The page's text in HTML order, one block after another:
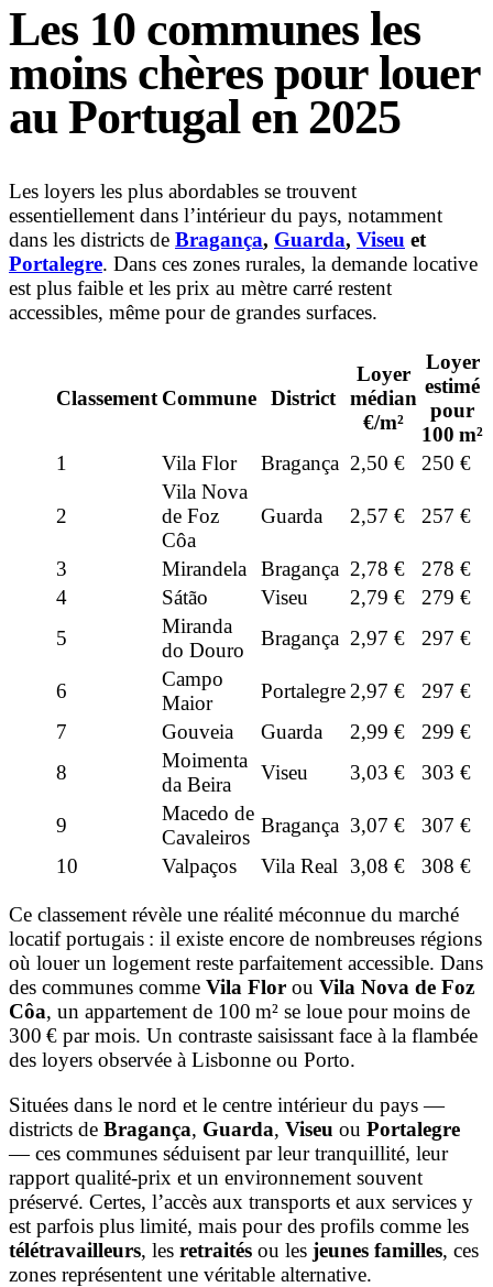
Les 10 communes les
moins chères pour louer
au Portugal en 2025
Les loyers les plus abordables se trouvent
essentiellement dans l’intérieur du pays, notamment
dans les districts de Bragança, Guarda, Viseu et
Portalegre. Dans ces zones rurales, la demande locative
est plus faible et les prix au mètre carré restent
accessibles, même pour de grandes surfaces.
Classement Commune District
Loyer
médian
€/m²
Loyer
estimé
pour
100 m²
1
Vila Flor Bragança 2,50 € 250 €
2
Vila Nova
de Foz
Côa
Guarda 2,57 € 257 €
3 Mirandela Bragança 2,78 €
278 €
4
Sátão Viseu 2,79 €
279 €
5
Miranda
do Douro
Bragança 2,97 € 297 €
6
Campo
Maior
Portalegre 2,97 €
297 €
7
Gouveia Guarda 2,99 €
299 €
8
Moimenta
da Beira
Viseu 3,03 € 303 €
9
Macedo de
Cavaleiros
Bragança 3,07 €
307 €
10
Valpaços Vila Real 3,08 € 308 €
Ce classement révèle une réalité méconnue du marché
locatif portugais : il existe encore de nombreuses régions
où louer un logement reste parfaitement accessible. Dans
des communes comme Vila Flor ou Vila Nova de Foz
Côa, un appartement de 100 m² se loue pour moins de
300 € par mois. Un contraste saisissant face à la flambée
des loyers observée à Lisbonne ou Porto.
Situées dans le nord et le centre intérieur du pays —
districts de Bragança, Guarda, Viseu ou Portalegre
— ces communes séduisent par leur tranquillité, leur
rapport qualité-prix et un environnement souvent
préservé. Certes, l’accès aux transports et aux services y
est parfois plus limité, mais pour des profils comme les
télétravailleurs, les retraités ou les jeunes familles, ces
zones représentent une véritable alternative.